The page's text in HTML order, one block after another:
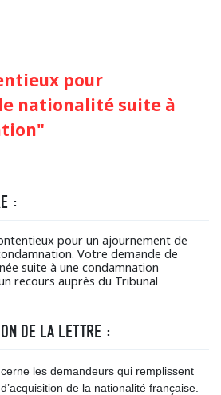
pour
nationalité suite à
:
pour un ajournement de
Votre demande de
suite à une condamnation
recours auprès du Tribunal
DE LA LETTRE :
les demandeurs qui remplissent
de la nationalité française.